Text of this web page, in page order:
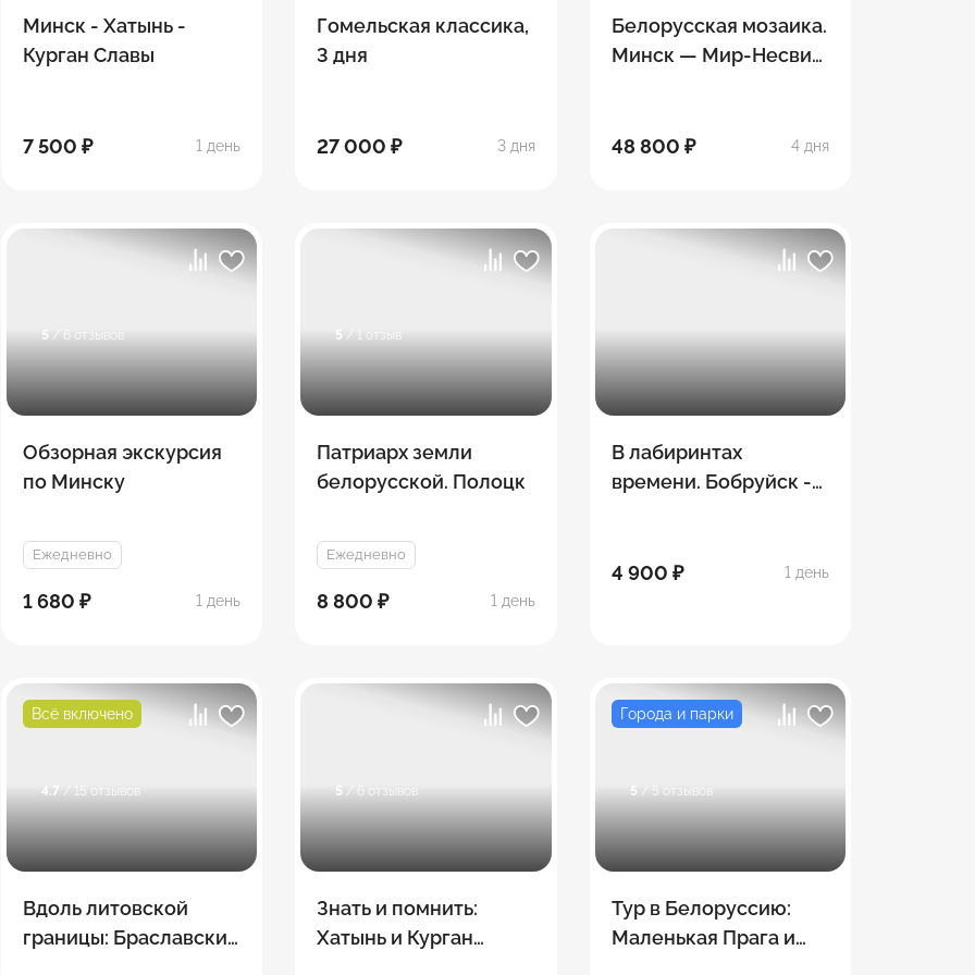
Минск - Хатынь -
Курган Славы
7 500 ₽ 1 день
Гомельская классика,
3 дня
27 000 ₽ 3 дня
Белорусская мозаика.
Минск — Мир-Несвиж
48 800 ₽
4 дня
5 / 6 отзывов
Обзорная экскурсия
по Минску
Ежедневно
1 680 ₽ 1 день
5 / 1 отзыв
Патриарх земли
белорусской. Полоцк
Ежедневно
8 800 ₽ 1 день
В лабиринтах
времени. Бобруйск -
4 900 ₽ 1 день
Всё включено
4.7 / 15 отзывов
Вдоль литовской
границы: Браславские
5 / 6 отзывов
Знать и помнить:
Хатынь и Курган
Города и парки
5 / 5 отзывов
Тур в Белоруссию:
Маленькая Прага и